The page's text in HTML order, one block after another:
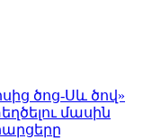
ծոց-Սև ծով»
մասին